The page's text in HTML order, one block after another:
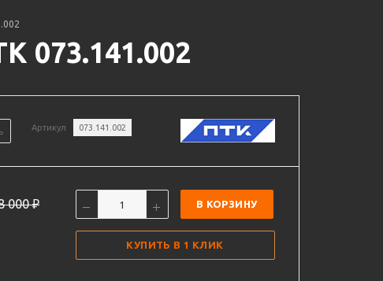
073.141.002
Артикул 073.141.002
000₽ В КОРЗИНУ
КУПИТЬ В 1 КЛИК